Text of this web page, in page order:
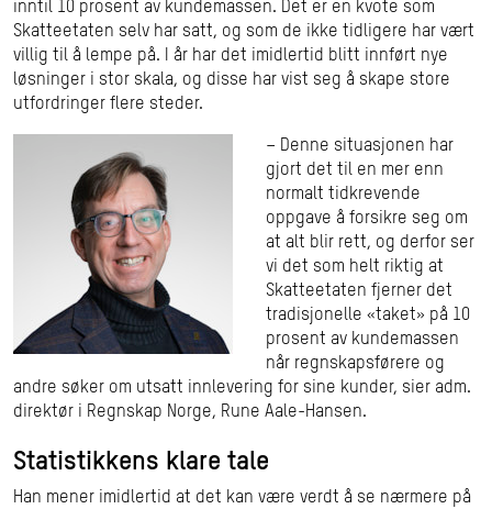
inntil 10 prosent av kundemassen. Det er en kvote som
Skatteetaten selv har satt, og som de ikke tidligere har vært
villig til å lempe på. I år har det imidlertid blitt innført nye
løsninger i stor skala, og disse har vist seg å skape store
utfordringer flere steder.
– Denne situasjonen har
gjort det til en mer enn
normalt tidkrevende
oppgave å forsikre seg om
at alt blir rett, og derfor ser
vi det som helt riktig at
Skatteetaten fjerner det
tradisjonelle «taket» på 10
prosent av kundemassen
når regnskapsførere og
andre søker om utsatt innlevering for sine kunder, sier adm.
direktør i Regnskap Norge, Rune Aale-Hansen.
Statistikkens klare tale
Han mener imidlertid at det kan være verdt å se nærmere på